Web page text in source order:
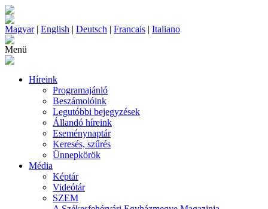
Magyar| English | Deutsch | Francais | Italiano
Menü
Híreink
Programajánló
Beszámolóink
Legutóbbi bejegyzések
Állandó híreink
Eseménynaptár
Keresés, szűrés
Ünnepkörök
Média
Képtár
Videótár
SZEM